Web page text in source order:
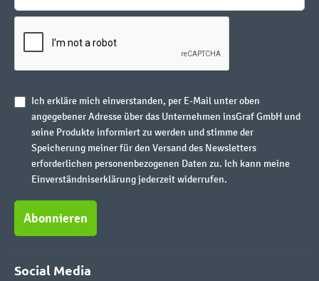
Ich erkläre mich einverstanden, per E-Mail unter oben
angegebener Adresse über das Unternehmen insGraf GmbH und
seine Produkte informiert zu werden und stimme der
Speicherung meiner für den Versand des Newsletters
erforderlichen personenbezogenen Daten zu. Ich kann meine
Einverständniserklärung jederzeit widerrufen.
Abonnieren
Social Media